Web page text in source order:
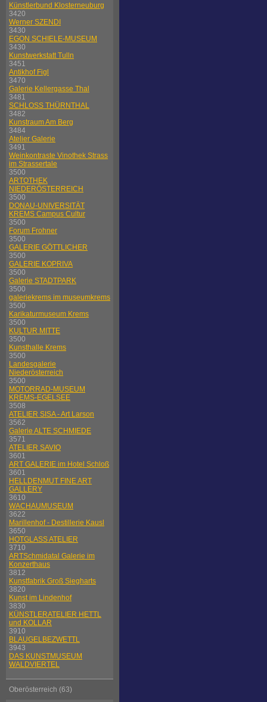
Künstlerbund Klosterneuburg
3420
Werner SZENDI
3430
EGON SCHIELE-MUSEUM
3430
Kunstwerkstatt Tulln
3451
Antikhof Figl
3470
Galerie Kellergasse Thal
3481
SCHLOSS THÜRNTHAL
3482
Kunstraum Am Berg
3484
Atelier Galerie
3491
Weinkontraste Vinothek Strass
im Strassertale
3500
ARTOTHEK
NIEDERÖSTERREICH
3500
DONAU-UNIVERSITÄT
KREMS Campus Cultur
3500
Forum Frohner
3500
GALERIE GÖTTLICHER
3500
GALERIE KOPRIVA
3500
Galerie STADTPARK
3500
galeriekrems im museumkrems
3500
Karikaturmuseum Krems
3500
KULTUR MITTE
3500
Kunsthalle Krems
3500
Landesgalerie
Niederösterreich
3500
MOTORRAD-MUSEUM
KREMS-EGELSEE
3508
ATELIER SISA - Art Larson
3562
Galerie ALTE SCHMIEDE
3571
ATELIER SAVIO
3601
ART GALERIE im Hotel Schloß
3601
HELLDENMUT FINE ART
GALLERY
3610
WACHAUMUSEUM
3622
Marillenhof - Destillerie Kausl
3650
HOTGLASS ATELIER
3710
ARTSchmidatal Galerie im
Konzerthaus
3812
Kunstfabrik Groß Siegharts
3820
Kunst im Lindenhof
3830
KÜNSTLERATELIER HETTL
und KOLLAR
3910
BLAUGELBEZWETTL
3943
DAS KUNSTMUSEUM
WALDVIERTEL
Oberösterreich (63)